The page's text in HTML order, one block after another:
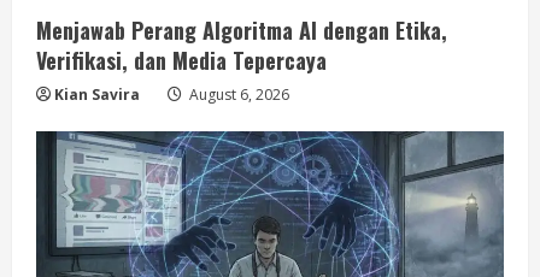
Menjawab Perang Algoritma AI dengan Etika,
Verifikasi, dan Media Tepercaya
Kian Savira August 6, 2026